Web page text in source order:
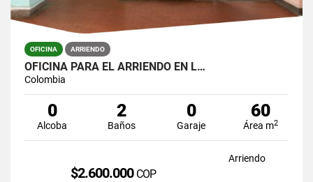
OFICINA ARRIENDO
OFICINA PARA EL ARRIENDO EN L…
Colombia
0
Alcoba
2
Baños
0
Garaje
60
Área m2
Arriendo
$2.600.000 COP